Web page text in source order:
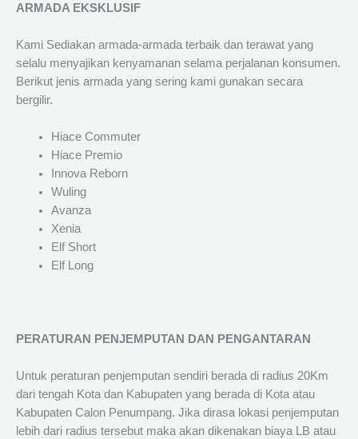
ARMADA EKSKLUSIF
Kami Sediakan armada-armada terbaik dan terawat yang
selalu menyajikan kenyamanan selama perjalanan konsumen.
Berikut jenis armada yang sering kami gunakan secara
bergilir.
Hiace Commuter
Hiace Premio
Innova Reborn
Wuling
Avanza
Xenia
Elf Short
Elf Long
PERATURAN PENJEMPUTAN DAN PENGANTARAN
Untuk peraturan penjemputan sendiri berada di radius 20Km
dari tengah Kota dan Kabupaten yang berada di Kota atau
Kabupaten Calon Penumpang. Jika dirasa lokasi penjemputan
lebih dari radius tersebut maka akan dikenakan biaya LB atau